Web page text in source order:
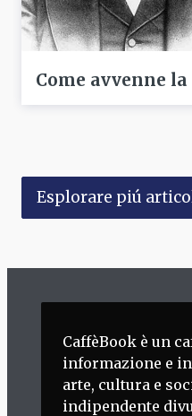
Come avvenne
Esplorare piú
CaffèBook è un
informazione e
arte, cultura e
indipendente